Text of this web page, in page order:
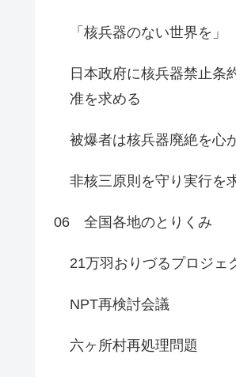
「核兵器のない世界を」
日本政府に核兵器禁止条
准を求める
被爆者は核兵器廃絶を心
非核三原則を守り実行を
06 全国各地のとりくみ
21万羽おりづるプロジェ
NPT再検討会議
六ヶ所村再処理問題